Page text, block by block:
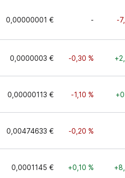
0,00000001 € - -
0,0000003 € -0,30 %
0,00000113 € -1,10 %
0,00474633 € -0,20 %
0,0001145 € +0,10 %